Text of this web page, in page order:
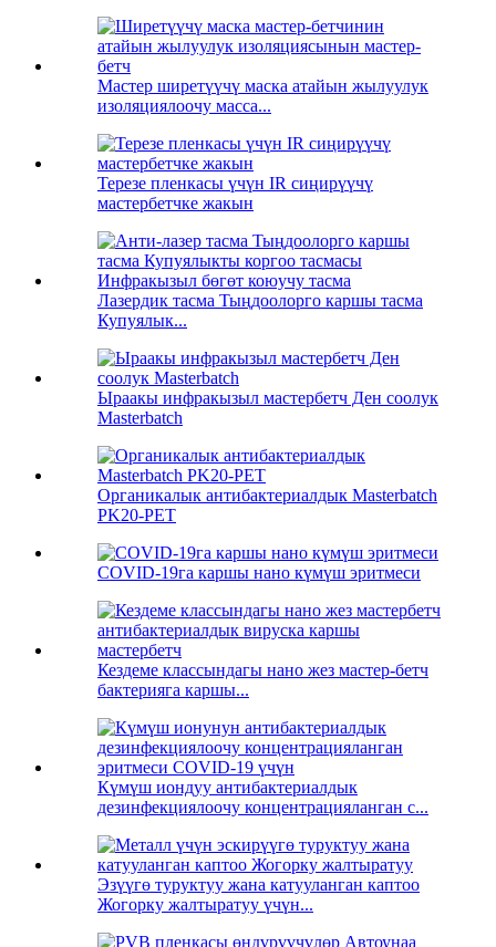
Мастер ширетүүчү маска атайын жылуулук
изоляциялоочу масса...
Терезе пленкасы үчүн IR сиңирүүчү
мастербетчке жакын
Лазердик тасма Тыңдоолорго каршы тасма
Купуялык...
Ыраакы инфракызыл мастербетч Ден соолук
Masterbatch
Органикалык антибактериалдык Masterbatch
PK20-PET
COVID-19га каршы нано күмүш эритмеси
Кездеме классындагы нано жез мастер-бетч
бактерияга каршы...
Күмүш иондуу антибактериалдык
дезинфекциялоочу концентрацияланган с...
Эзүүгө туруктуу жана катууланган каптоо
Жогорку жалтыратуу үчүн...